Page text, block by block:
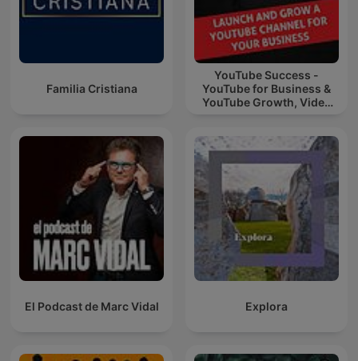
Familia Cristiana
YouTube Success -
YouTube for Business &
YouTube Growth, Video
El Podcast de Marc Vidal Explora